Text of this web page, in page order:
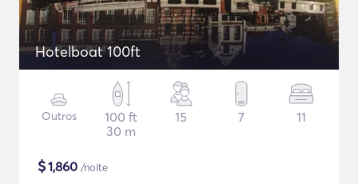
Hotelboat 100ft
Outros
100 ft
30 m
15 7 11
$1,860 /noite